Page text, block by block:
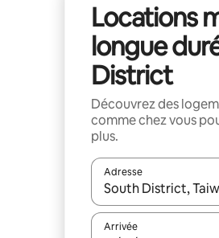
Locations
longue
District
Découvrez des
comme chez vous
plus.
Adresse
Lorsque les résultats
Arrivée